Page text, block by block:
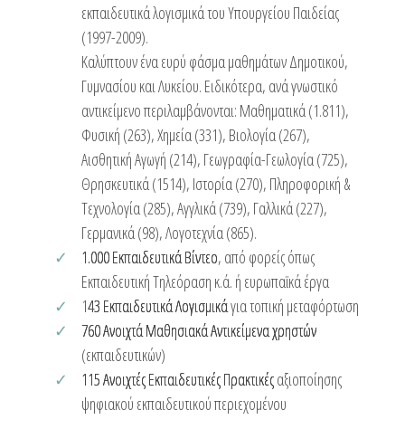
εκπαιδευτικά λογισμικά του Υπουργείου Παιδείας
(1997-2009).
Καλύπτουν ένα ευρύ φάσμα μαθημάτων Δημοτικού,
Γυμνασίου και Λυκείου. Ειδικότερα, ανά γνωστικό
αντικείμενο περιλαμβάνονται: Μαθηματικά (1.811),
Φυσική (263), Χημεία (331), Βιολογία (267),
Αισθητική Αγωγή (214), Γεωγραφία-Γεωλογία (725),
Θρησκευτικά (1514), Ιστορία (270), Πληροφορική &
Τεχνολογία (285), Αγγλικά (739), Γαλλικά (227),
Γερμανικά (98), Λογοτεχνία (865).
1.000 Εκπαιδευτικά Βίντεο, από φορείς όπως
Εκπαιδευτική Τηλεόραση κ.ά. ή ευρωπαϊκά έργα
143 Εκπαιδευτικά Λογισμικάγια τοπική μεταφόρτωση
760 Ανοιχτά Μαθησιακά Αντικείμενα χρηστών
(εκπαιδευτικών)
115 Ανοιχτές Εκπαιδευτικές Πρακτικέςαξιοποίησης
ψηφιακού εκπαιδευτικού περιεχομένου